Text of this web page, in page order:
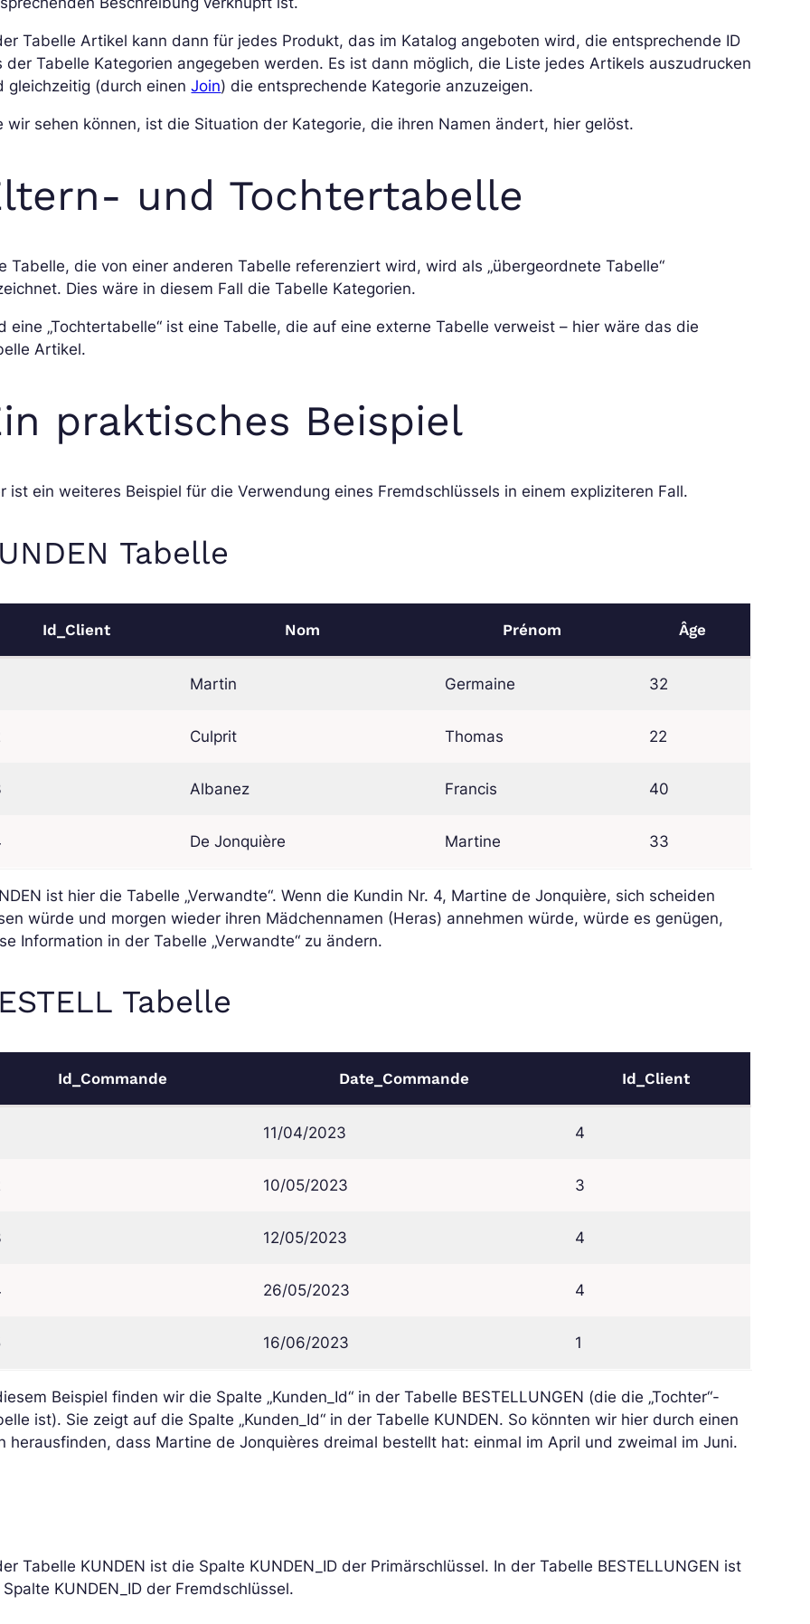
Tabelle Artikel kann dann für jedes Produkt, das im Katalog angeboten wird, die entsprechende ID
der Tabelle Kategorien angegeben werden. Es ist dann möglich, die Liste jedes Artikels auszudrucken
gleichzeitig (durch einenJoin) die entsprechende Kategorie anzuzeigen.
wir sehen können, ist die Situation der Kategorie, die ihren Namen ändert, hier gelöst.
und Tochtertabelle
Tabelle, die von einer anderen Tabelle referenziert wird, wird als „übergeordnete Tabelle“
Dies wäre in diesem Fall die Tabelle Kategorien.
eine „Tochtertabelle“ ist eine Tabelle, die auf eine externe Tabelle verweist – hier wäre das die
Artikel.
praktisches Beispiel
ist ein weiteres Beispiel für die Verwendung eines Fremdschlüssels in einem expliziteren Fall.
Tabelle
Id_Client Nom Prénom Âge
Martin Germaine 32
Culprit Thomas 22
Albanez Francis 40
De Jonquière Martine 33
ist hier die Tabelle „Verwandte“. Wenn die Kundin Nr. 4, Martine de Jonquière, sich scheiden
würde und morgen wieder ihren Mädchennamen (Heras) annehmen würde, würde es genügen,
Information in der Tabelle „Verwandte“ zu ändern.
Tabelle
Id_Commande Date_Commande Id_Client
11/04/2023 4
10/05/2023 3
12/05/2023 4
26/05/2023 4
16/06/2023 1
Beispiel finden wir die Spalte „Kunden_Id“ in der Tabelle BESTELLUNGEN (die die „Tochter“-
ist). Sie zeigt auf die Spalte „Kunden_Id“ in der Tabelle KUNDEN. So könnten wir hier durch einen
herausfinden, dass Martine de Jonquières dreimal bestellt hat: einmal im April und zweimal im Juni.
Tabelle KUNDEN ist die Spalte KUNDEN_ID der Primärschlüssel. In der Tabelle BESTELLUNGEN ist
KUNDEN_ID der Fremdschlüssel.